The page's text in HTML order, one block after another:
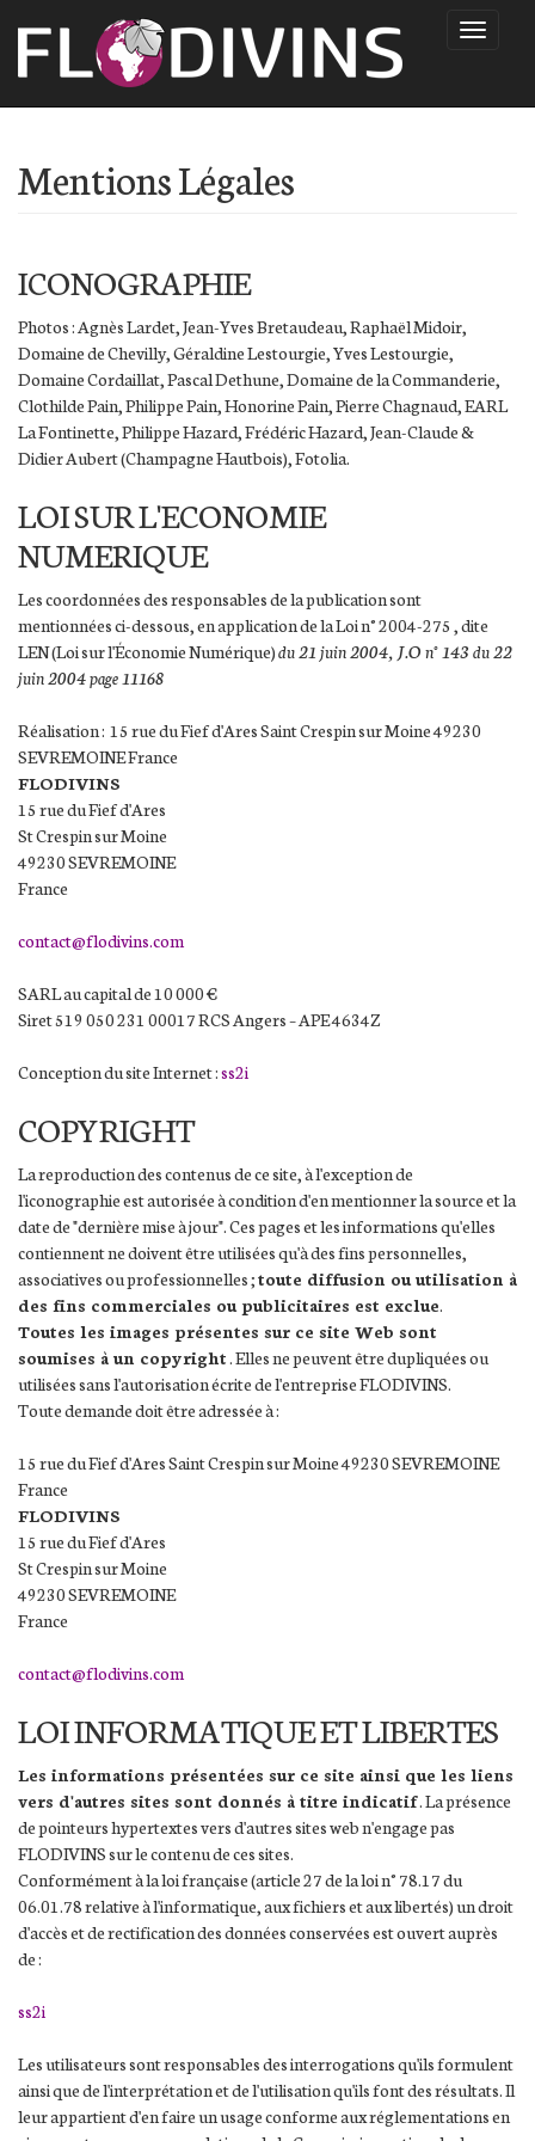
Mentions Légales
ICONOGRAPHIE
Photos : Agnès Lardet, Jean-Yves Bretaudeau, Raphaël Midoir,
Domaine de Chevilly, Géraldine Lestourgie, Yves Lestourgie,
Domaine Cordaillat, Pascal Dethune, Domaine de la Commanderie,
Clothilde Pain, Philippe Pain, Honorine Pain, Pierre Chagnaud, EARL
La Fontinette, Philippe Hazard, Frédéric Hazard, Jean-Claude &
Didier Aubert (Champagne Hautbois), Fotolia.
LOI SUR L'ECONOMIE
NUMERIQUE
Les coordonnées des responsables de la publication sont
mentionnées ci-dessous, en application de la Loi n° 2004-275 , dite
LEN (Loi sur l'Économie Numérique)du 21 juin 2004, J.O n° 143 du 22
juin 2004 page 11168
Réalisation : 15 rue du Fief d'Ares Saint Crespin sur Moine 49230
SEVREMOINE France
FLODIVINS
15 rue du Fief d'Ares
St Crespin sur Moine
49230 SEVREMOINE
France
contact@flodivins.com
SARL au capital de 10 000 €
Siret 519 050 231 00017 RCS Angers – APE 4634Z
Conception du site Internet :ss2i
COPYRIGHT
La reproduction des contenus de ce site, à l'exception de
l'iconographie est autorisée à condition d'en mentionner la source et la
date de "dernière mise à jour". Ces pages et les informations qu'elles
contiennent ne doivent être utilisées qu'à des fins personnelles,
associatives ou professionnelles ;toute diffusion ou utilisation à
des fins commerciales ou publicitaires est exclue.
Toutes les images présentes sur ce site Web sont
soumises à un copyright. Elles ne peuvent être dupliquées ou
utilisées sans l'autorisation écrite de l'entreprise FLODIVINS.
Toute demande doit être adressée à :
15 rue du Fief d'Ares Saint Crespin sur Moine 49230 SEVREMOINE
France
FLODIVINS
15 rue du Fief d'Ares
St Crespin sur Moine
49230 SEVREMOINE
France
contact@flodivins.com
LOI INFORMATIQUE ET LIBERTES
Les informations présentées sur ce site ainsi que les liens
vers d'autres sites sont donnés à titre indicatif. La présence
de pointeurs hypertextes vers d'autres sites web n'engage pas
FLODIVINS sur le contenu de ces sites.
Conformément à la loi française (article 27 de la loi n° 78.17 du
06.01.78 relative à l'informatique, aux fichiers et aux libertés) un droit
d'accès et de rectification des données conservées est ouvert auprès
de :
ss2i
Les utilisateurs sont responsables des interrogations qu'ils formulent
ainsi que de l'interprétation et de l'utilisation qu'ils font des résultats. Il
leur appartient d'en faire un usage conforme aux réglementations en